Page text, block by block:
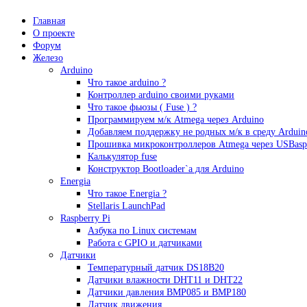
Главная
О проекте
Форум
Железо
Arduino
Что такое аrduino ?
Контроллер arduino своими руками
Что такое фьюзы ( Fuse ) ?
Программируем м/к Atmega через Arduino
Добавляем поддержку не родных м/к в среду
Прошивка микроконтроллеров Atmega через USBasp
Калькулятор fuse
Конструктор Bootloader`а для Arduino
Energia
Что такое Energia ?
Stellaris LaunchPad
Raspberry Pi
Азбука по Linux системам
Работа с GPIO и датчиками
Датчики
Температурный датчик DS18B20
Датчики влажности DHT11 и DHT22
Датчики давления BMP085 и BMP180
Датчик движения